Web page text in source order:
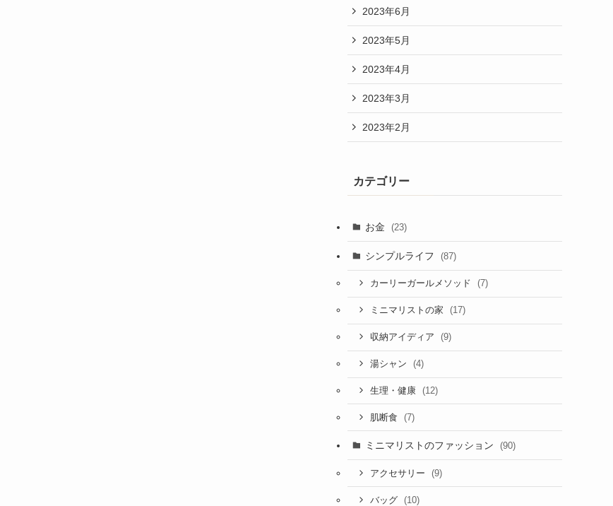
2023年6月
2023年5月
2023年4月
2023年3月
2023年2月
カテゴリー
お金 (23)
シンプルライフ (87)
カーリーガールメソッド (7)
ミニマリストの家 (17)
収納アイディア (9)
湯シャン (4)
生理・健康 (12)
肌断食 (7)
ミニマリストのファッション (90)
アクセサリー (9)
バッグ (10)